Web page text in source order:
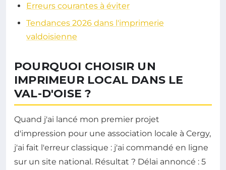
Erreurs courantes à éviter
Tendances 2026 dans l'imprimerie
valdoisienne
POURQUOI CHOISIR UN
IMPRIMEUR LOCAL DANS LE
VAL-D'OISE ?
Quand j'ai lancé mon premier projet
d'impression pour une association locale à Cergy,
j'ai fait l'erreur classique : j'ai commandé en ligne
sur un site national. Résultat ? Délai annoncé : 5